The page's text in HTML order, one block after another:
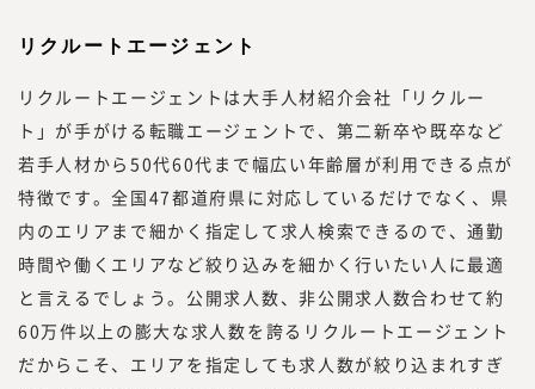
リクルートエージェント
リクルートエージェントは大手人材紹介会社「リクルー
ト」が手がける転職エージェントで、第二新卒や既卒など
若手人材から50代60代まで幅広い年齢層が利用できる点が
特徴です。全国47都道府県に対応しているだけでなく、県
内のエリアまで細かく指定して求人検索できるので、通勤
時間や働くエリアなど絞り込みを細かく行いたい人に最適
と言えるでしょう。公開求人数、非公開求人数合わせて約
60万件以上の膨大な求人数を誇るリクルートエージェント
だからこそ、エリアを指定しても求人数が絞り込まれすぎ